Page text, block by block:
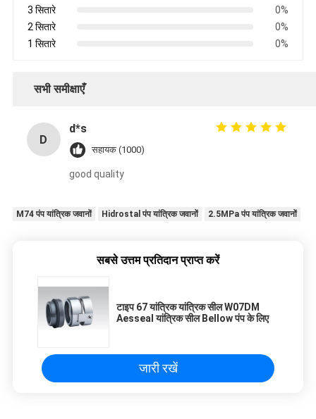
3 सितारे
0%
2 सितारे
0%
1 सितारे
0%
सभी समीक्षाएँ
D
d*s
सहायक (1000)
good quality
M74 पंप यांत्रिक जवानों Hidrostal पंप यांत्रिक जवानों 2.5MPa पंप यांत्रिक जवानों
सबसे उत्तम प्रतिदान प्राप्त करें
टाइप 67 यांत्रिक यांत्रिक सील W07DM
Aesseal यांत्रिक सील Bellow पंप के लिए
जारी रखें